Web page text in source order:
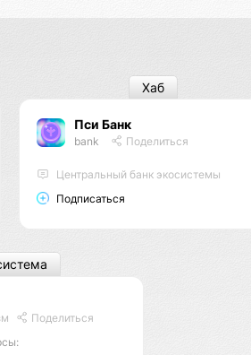
Пси Банк
bank Поделиться
Центральный банк экосистемы
Подписаться
Хаб
Поделиться